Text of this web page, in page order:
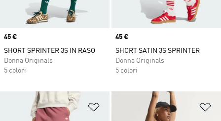
Price
45 €
SHORT SPRINTER 3S IN RASO
Donna Originals
5 colori
Price
45 €
SHORT SATIN 3S SPRINTER
Donna Originals
5 colori
Aggiungi alla lista dei desideri